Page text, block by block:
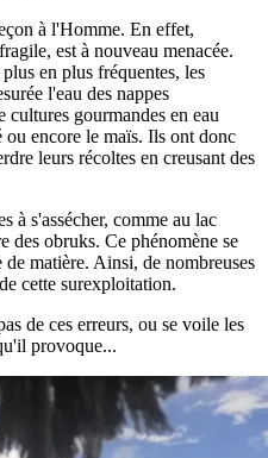
à l'Homme. En effet,
est à nouveau menacée.
en plus fréquentes, les
l'eau des nappes
gourmandes en eau
ou encore le maïs. Ils ont donc
leurs récoltes en creusant des
à s'assécher, comme au lac
des obruks. Ce phénomène se
matière. Ainsi, de nombreuses
cette surexploitation.
de ces erreurs, ou se voile les
provoque...